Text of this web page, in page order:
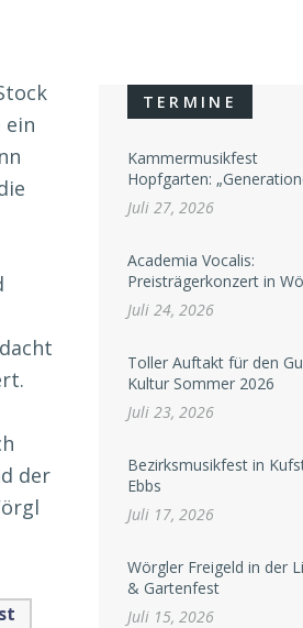
ein
der
TERMINE
Kammermusikfest
Hopfgarten:
Juli 27, 2026
Academia Vocalis:
Preisträgerkonzert in
Juli 24, 2026
Toller Auftakt für den
Kultur Sommer 2026
Juli 23, 2026
Bezirksmusikfest in
Ebbs
Juli 17, 2026
Wörgler Freigeld in der
& Gartenfest
Juli 15, 2026